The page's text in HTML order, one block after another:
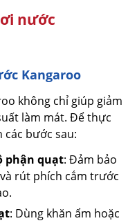
nước
Kangaroo
không chỉ giúp giảm
làm mát. Để thực
các bước sau:
phận quạt: Đảm bảo
rút phích cắm trước
: Dùng khăn ẩm hoặc